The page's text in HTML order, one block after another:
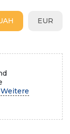
EUR
Weitere